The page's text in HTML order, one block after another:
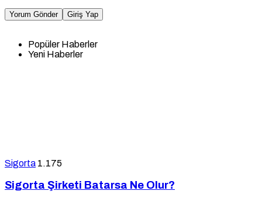
Yorum Gönder Giriş Yap
Popüler Haberler
Yeni Haberler
Sigorta 1.175
Sigorta Şirketi Batarsa Ne Olur?